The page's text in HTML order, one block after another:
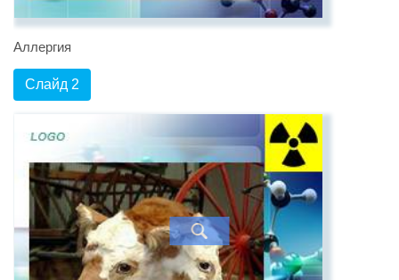
Аллергия
Слайд 2